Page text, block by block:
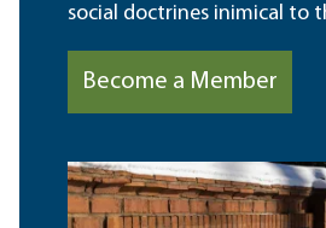
social doctrines inimical to
Become a Member